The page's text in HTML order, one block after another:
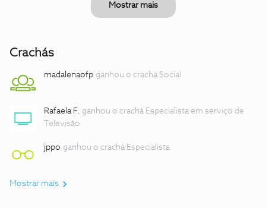
Mostrar mais
Crachás
madalenaofp ganhou o crachá Social
Rafaela F. ganhou o crachá Especialista em serviço de
Televisão
jppo ganhou o crachá Especialista
Mostrar mais